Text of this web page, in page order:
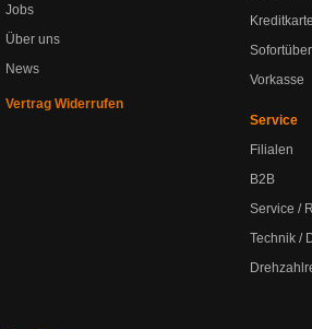
Jobs
Über uns
News
Vertrag Widerrufen
Vorkasse
Service
Filialen
B2B
Service /
Technik /